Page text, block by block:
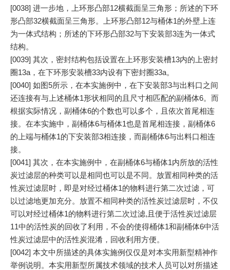
[0038] 进一步地，上环形凸部12横截面呈三角形；所述的下环
形凸部32横截面呈三角形。上环形凸部12与桶体1的外壁上连
为一体式结构；所述的下环形凸部32与下安装部3连为一体式
结构。
[0039] 其次，密封结构包括设置在上环形安装槽13内的上密封
圈13a，在下环形安装槽33内设有下密封圈33a。
[0040] 如图5所示，在本实施例中，在下安装部3与出料口之间
还连接有与上述桶体1形状相同的且尺寸相匹配的副桶体6。而
根据实际情况，副桶体6的个数也可以多个，且依次首尾相连
接。在本实施中，副桶体6与桶体1也是首尾相连接，副桶体6
的上端与桶体1的下安装部3相连接，而副桶体6与出料口相连
接。
[0041] 其次，在本实施例中，在副桶体6与桶体1内所放的活性
炭过滤层的种类可以是相同也可以是不同。放置相同种类的活
性炭过滤层时，即是对经过桶体1的物料进行第二次过滤，可
以过滤地更加充分。放置不相同种类的活性炭过滤层时，不仅
可以对经过桶体1的物料进行第二次过滤,且便于活性炭过滤层
11中的活性炭的回收了利用，不会的使得桶体1和副桶体6中活
性炭过滤层中的活性炭混淆，回收利用方便。
[0042] 本文中所描述的具体实施例仅仅是对本实用新型精神作
举例说明。本实用新型所属技术领域的技术人员可以对所描述